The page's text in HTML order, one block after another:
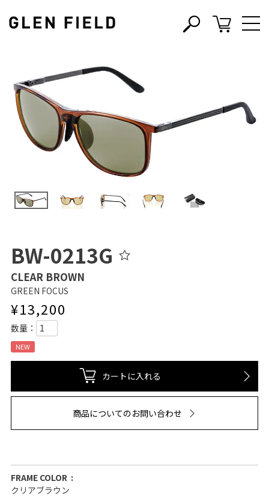
s c
BW-0213G
CLEAR BROWN
GREEN FOCUS
¥13,200
NEW
カートに入れる
商品についてのお問い合わせ
FRAME COLOR
クリアブラウン